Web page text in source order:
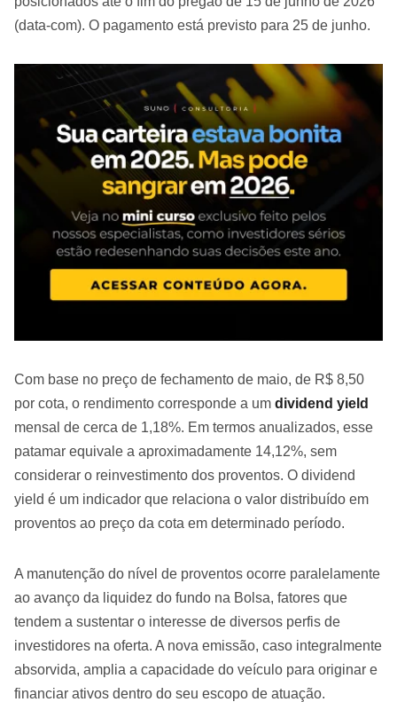
(data-com). O pagamento está previsto para 25 de junho.
Com base no preço de fechamento de maio, de R$ 8,50
por cota, o rendimento corresponde a um dividend yield
mensal de cerca de 1,18%. Em termos anualizados, esse
patamar equivale a aproximadamente 14,12%, sem
considerar o reinvestimento dos proventos. O dividend
yield é um indicador que relaciona o valor distribuído em
proventos ao preço da cota em determinado período.
A manutenção do nível de proventos ocorre paralelamente
ao avanço da liquidez do fundo na Bolsa, fatores que
tendem a sustentar o interesse de diversos perfis de
investidores na oferta. A nova emissão, caso integralmente
absorvida, amplia a capacidade do veículo para originar e
financiar ativos dentro do seu escopo de atuação.